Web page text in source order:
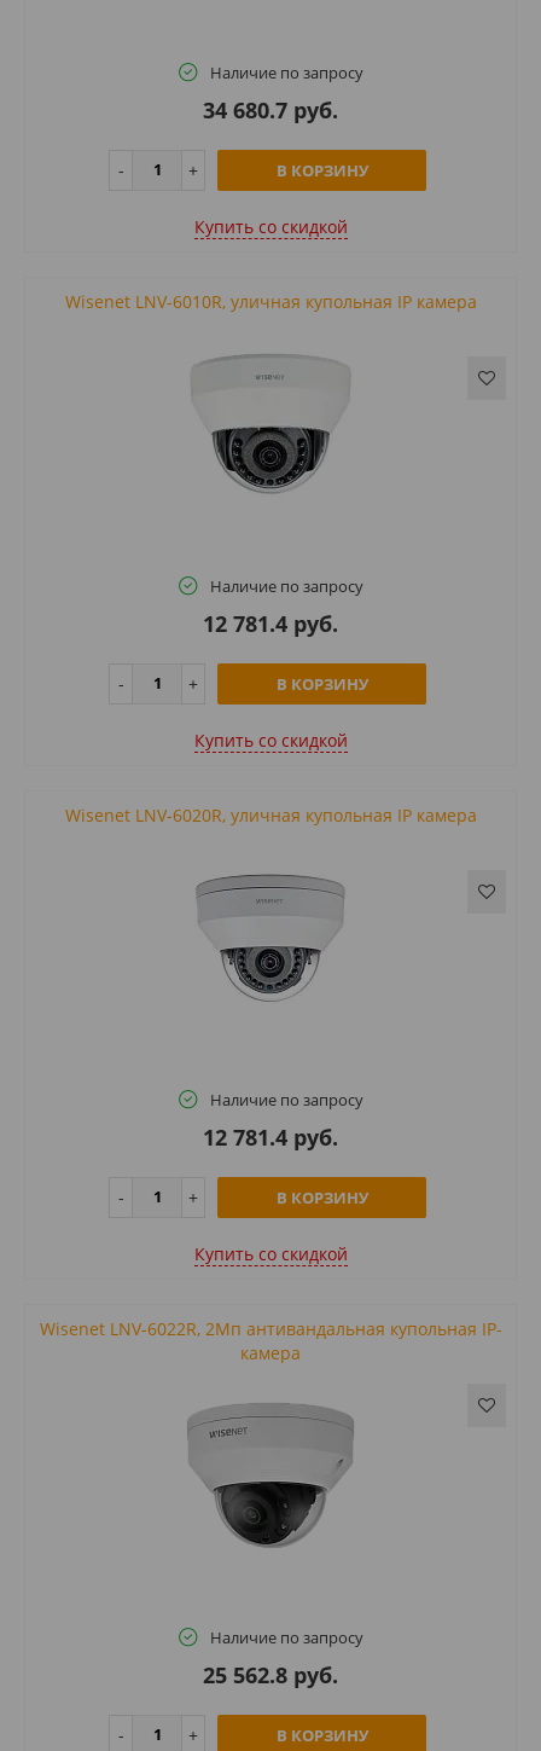
Наличие по запросу
34 680.7 руб.
В КОРЗИНУ
Купить cо скидкой
Wisenet LNV-6010R, уличная купольная IP камера
Наличие по запросу
12 781.4 руб.
В КОРЗИНУ
Купить cо скидкой
Wisenet LNV-6020R, уличная купольная IP камера
Наличие по запросу
12 781.4 руб.
В КОРЗИНУ
Купить cо скидкой
Wisenet LNV-6022R, 2Мп антивандальная купольная IP-
камера
Наличие по запросу
25 562.8 руб.
В КОРЗИНУ